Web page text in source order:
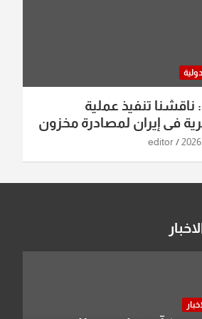
ناقشنا تنفيذ عملية
في إيران لمصادرة مخزون
editor